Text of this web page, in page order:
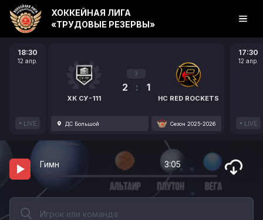
18:30
12 апр.
LIVE
ХК СУ-111
3
2 : 1
HC RED ROCKETS
ДС Большой Сезон 2025-2026
17:30
12 апр.
LIVE
ХОККЕЙНАЯ ЛИГА
«ТРУДОВЫЕ РЕЗЕРВЫ»
Гимн 3:05